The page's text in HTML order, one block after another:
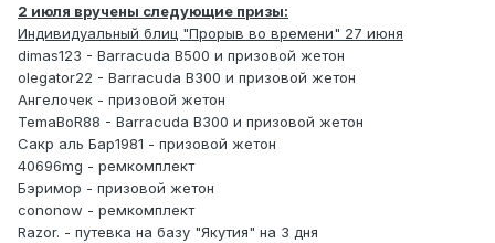
2 июля вручены следующие призы:
Индивидуальный блиц "Прорыв во времени" 27 июня
dimas123 - Barracuda B500 и призовой жетон
olegator22 - Barracuda B300 и призовой жетон
Ангелочек - призовой жетон
TemaBoR88 - Barracuda B300 и призовой жетон
Сакр аль Бар1981 - призовой жетон
40696mg - ремкомплект
Бэримор - призовой жетон
cononow - ремкомплект
Razor. - путевка на базу "Якутия" на 3 дня